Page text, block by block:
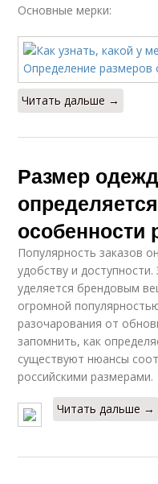
Основные мерки:
Читать дальше →
Размер
особенности
Популярность заказов
удобству и
уделяется брендовым
огромной
разочарования от
запомнить, как
существуют нюансы
российскими размерами.
Читать дальше →